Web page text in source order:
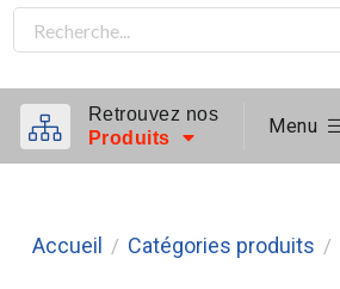
Retrouvez nos
Produits
Menu
Accueil / Catégories produits /